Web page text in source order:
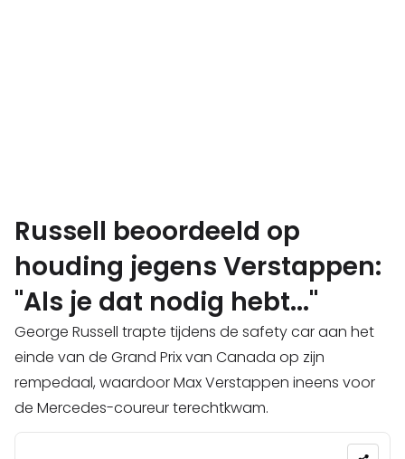
Russell beoordeeld op
houding jegens Verstappen:
"Als je dat nodig hebt..."
George Russell trapte tijdens de safety car aan het
einde van de Grand Prix van Canada op zijn
rempedaal, waardoor Max Verstappen ineens voor
de Mercedes-coureur terechtkwam.